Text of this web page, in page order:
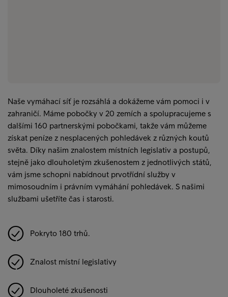
Naše vymáhací síť je rozsáhlá a dokážeme vám pomoci i v
zahraničí. Máme pobočky v 20 zemích a spolupracujeme s
dalšími 160 partnerskými pobočkami, takže vám můžeme
získat peníze z nesplacených pohledávek z různých koutů
světa. Díky našim znalostem místních legislativ a postupů,
stejně jako dlouholetým zkušenostem z jednotlivých států,
vám jsme schopni nabídnout prvotřídní služby v
mimosoudním i právním vymáhání pohledávek. S našimi
službami ušetříte čas i starosti.
Pokryto 180 trhů.
Znalost místní legislativy
Dlouholeté zkušenosti